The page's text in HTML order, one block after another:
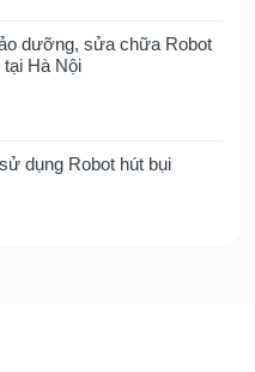
ổn định và cực kỳ
loại rác, từ tóc
máy thông thường,
dọn dẹp.
dưỡng, sửa chữa Robot
tại Hà Nội
dụng Robot hút bụi